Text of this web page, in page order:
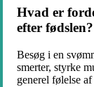
Hvad er
efter fødslen?
Besøg i en
smerter, styrke
generel følelse